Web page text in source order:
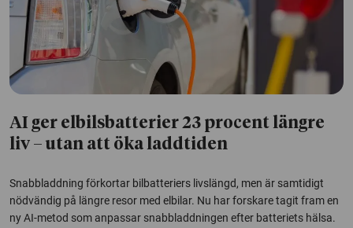
AI ger elbilsbatterier 23 procent längre
liv – utan att öka laddtiden
Snabbladdning förkortar bilbatteriers livslängd, men är samtidigt
nödvändig på längre resor med elbilar. Nu har forskare tagit fram en
ny AI-metod som anpassar snabbladdningen efter batteriets hälsa.